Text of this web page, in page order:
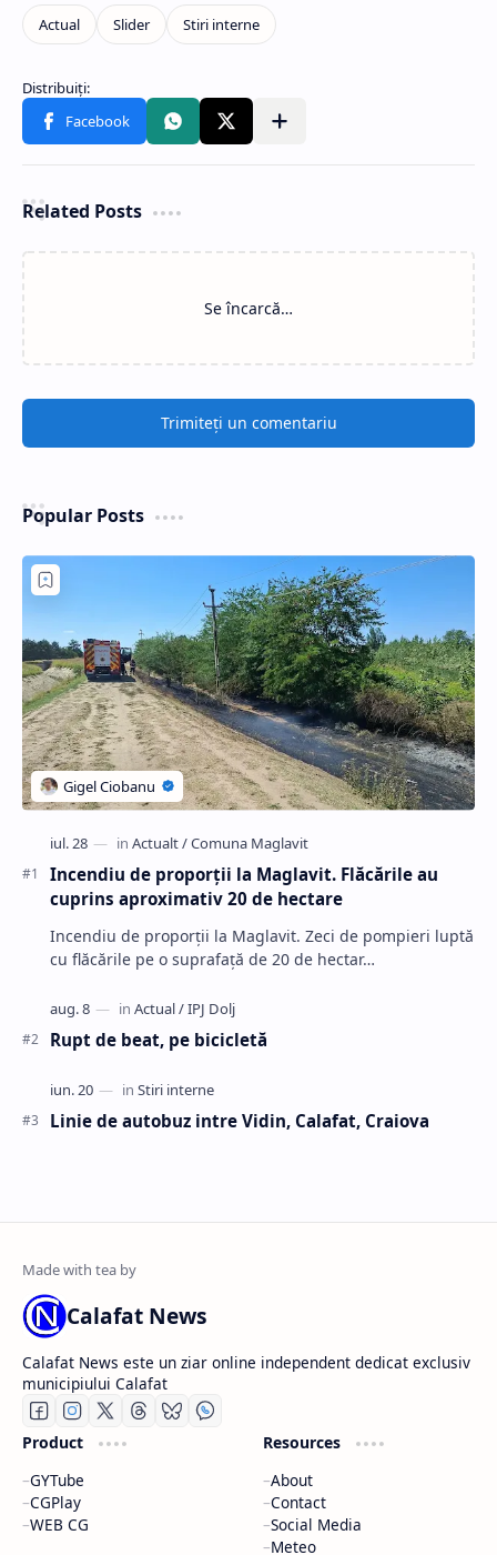
Related Posts
Se încarcă…
Trimiteți un comentariu
Popular Posts
Incendiu de proporții la Maglavit. Flăcările au
cuprins aproximativ 20 de hectare
Incendiu de proporții la Maglavit. Zeci de pompieri luptă
cu flăcările pe o suprafață de 20 de hectar…
Rupt de beat, pe bicicletă
Linie de autobuz intre Vidin, Calafat, Craiova
Calafat News
Calafat News este un ziar online independent dedicat exclusiv
municipiului Calafat
Product
GYTube
CGPlay
WEB CG
Resources
About
Contact
Social Media
Meteo